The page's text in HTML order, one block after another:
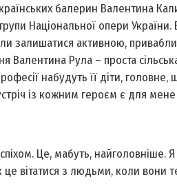
балерин Валентина
Національної опери
залишатися активною,
Рула – проста
набудуть її діти, головне,
із кожним героєм є для
Це, мабуть, найголовніше.
вітатися з людьми, коли вони